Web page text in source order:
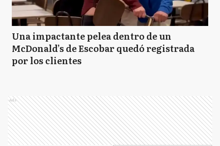
Una impactante pelea dentro de un
McDonald’s de Escobar quedó registrada
por los clientes
Ads